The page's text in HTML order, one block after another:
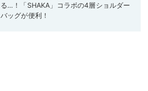
る…！「SHAKA」コラボの4層ショルダー
バッグが便利！